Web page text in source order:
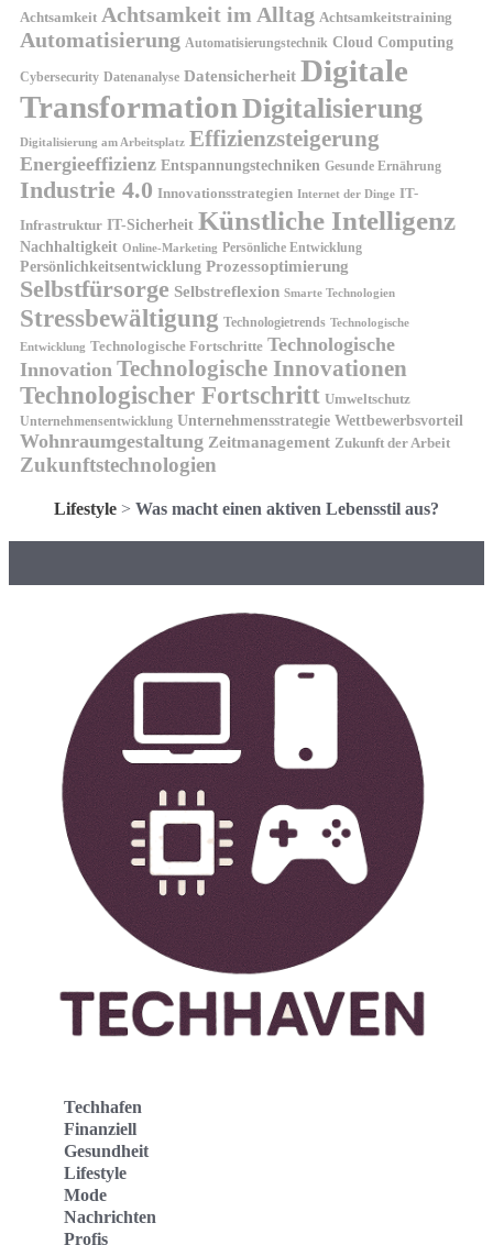
Achtsamkeit Achtsamkeit im Alltag Achtsamkeitstraining
Automatisierung Automatisierungstechnik Cloud Computing
Cybersecurity Datenanalyse Datensicherheit Digitale
TransformationDigitalisierung
Digitalisierung am Arbeitsplatz Effizienzsteigerung
Energieeffizienz Entspannungstechniken Gesunde Ernährung
Industrie 4.0 Innovationsstrategien Internet der Dinge IT-
Infrastruktur IT-Sicherheit Künstliche Intelligenz
Nachhaltigkeit Online-Marketing Persönliche Entwicklung
Persönlichkeitsentwicklung Prozessoptimierung
Selbstfürsorge Selbstreflexion Smarte Technologien
Stressbewältigung Technologietrends Technologische
Entwicklung Technologische Fortschritte Technologische
Innovation Technologische Innovationen
Technologischer Fortschritt Umweltschutz
Unternehmensentwicklung Unternehmensstrategie Wettbewerbsvorteil
Wohnraumgestaltung Zeitmanagement Zukunft der Arbeit
Zukunftstechnologien
Lifestyle > Was macht einen aktiven Lebensstil aus?
Techhafen
Finanziell
Gesundheit
Lifestyle
Mode
Nachrichten
Profis